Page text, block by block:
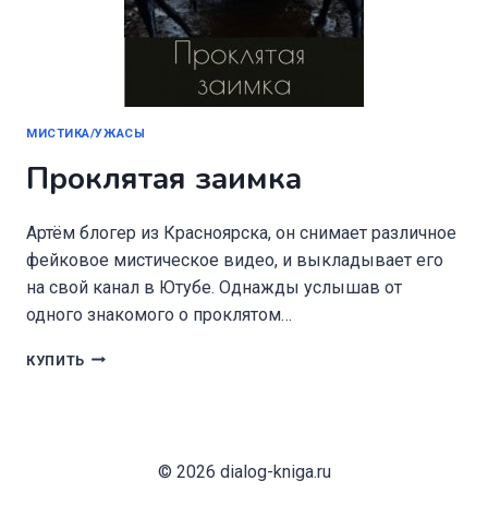
МИСТИКА/УЖАСЫ
Проклятая заимка
Артём блогер из Красноярска, он снимает различное
фейковое мистическое видео, и выкладывает его
на свой канал в Ютубе. Однажды услышав от
одного знакомого о проклятом…
КУПИТЬ ПРОКЛЯТАЯ
© 2026 dialog-kniga.ru